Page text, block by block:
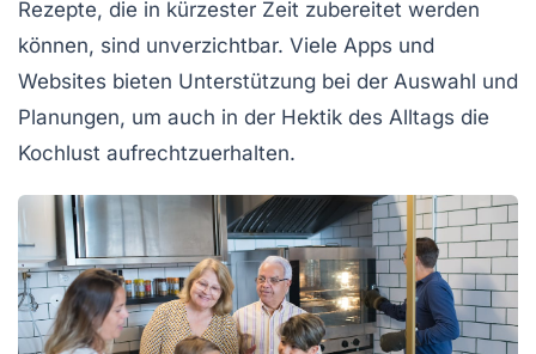
Rezepte, die in kürzester Zeit zubereitet werden
können, sind unverzichtbar. Viele Apps und
Websites bieten Unterstützung bei der Auswahl und
Planungen, um auch in der Hektik des Alltags die
Kochlust aufrechtzuerhalten.